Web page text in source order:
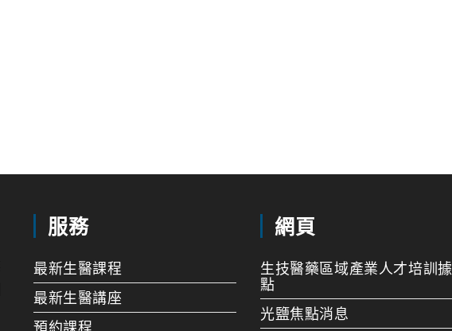
服務
最新生醫課程
最新生醫講座
預約課程
網頁
生技醫藥區域產業人才培訓據
點
光鹽焦點消息